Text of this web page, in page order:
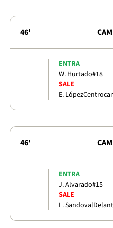
46'
ENTRA
W. Hurtado#18
SALE
E. López
46'
ENTRA
J. Alvarado#15
SALE
L. Sandoval